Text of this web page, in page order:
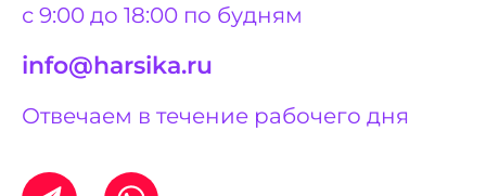
с 9:00 до 18:00 по будням
info@harsika.ru
Отвечаем в течение рабочего дня